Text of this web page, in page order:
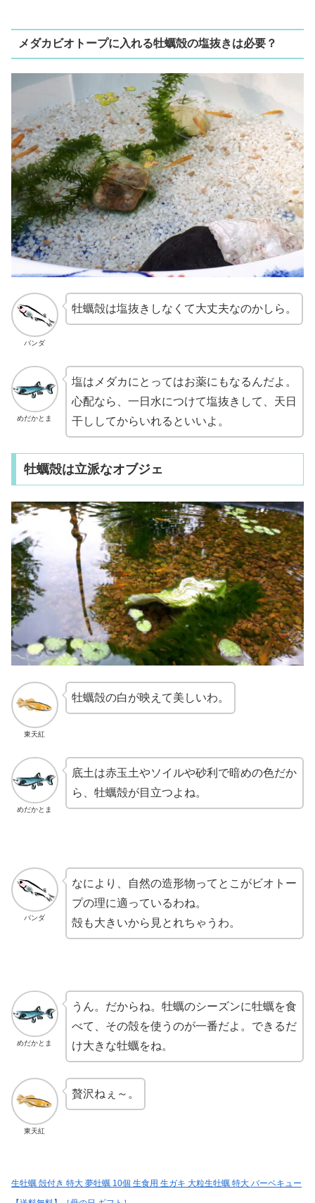
メダカビオトープに入れる牡蠣殻の塩抜きは必要？
パンダ
牡蠣殻は塩抜きしなくて大丈夫なのかしら。
めだかとま
塩はメダカにとってはお薬にもなるんだよ。
心配なら、一日水につけて塩抜きして、天日
干ししてからいれるといいよ。
牡蠣殻は立派なオブジェ
東天紅
牡蠣殻の白が映えて美しいわ。
めだかとま
底土は赤玉土やソイルや砂利で暗めの色だか
ら、牡蠣殻が目立つよね。
パンダ
なにより、自然の造形物ってとこがビオトー
プの理に適っているわね。
殻も大きいから見とれちゃうわ。
めだかとま
うん。だからね。牡蠣のシーズンに牡蠣を食
べて、その殻を使うのが一番だよ。できるだ
け大きな牡蠣をね。
東天紅
贅沢ねぇ～。
生牡蠣 殻付き 特大 夢牡蠣 10個 生食用 生ガキ 大粒生牡蠣 特大 バーベキュー